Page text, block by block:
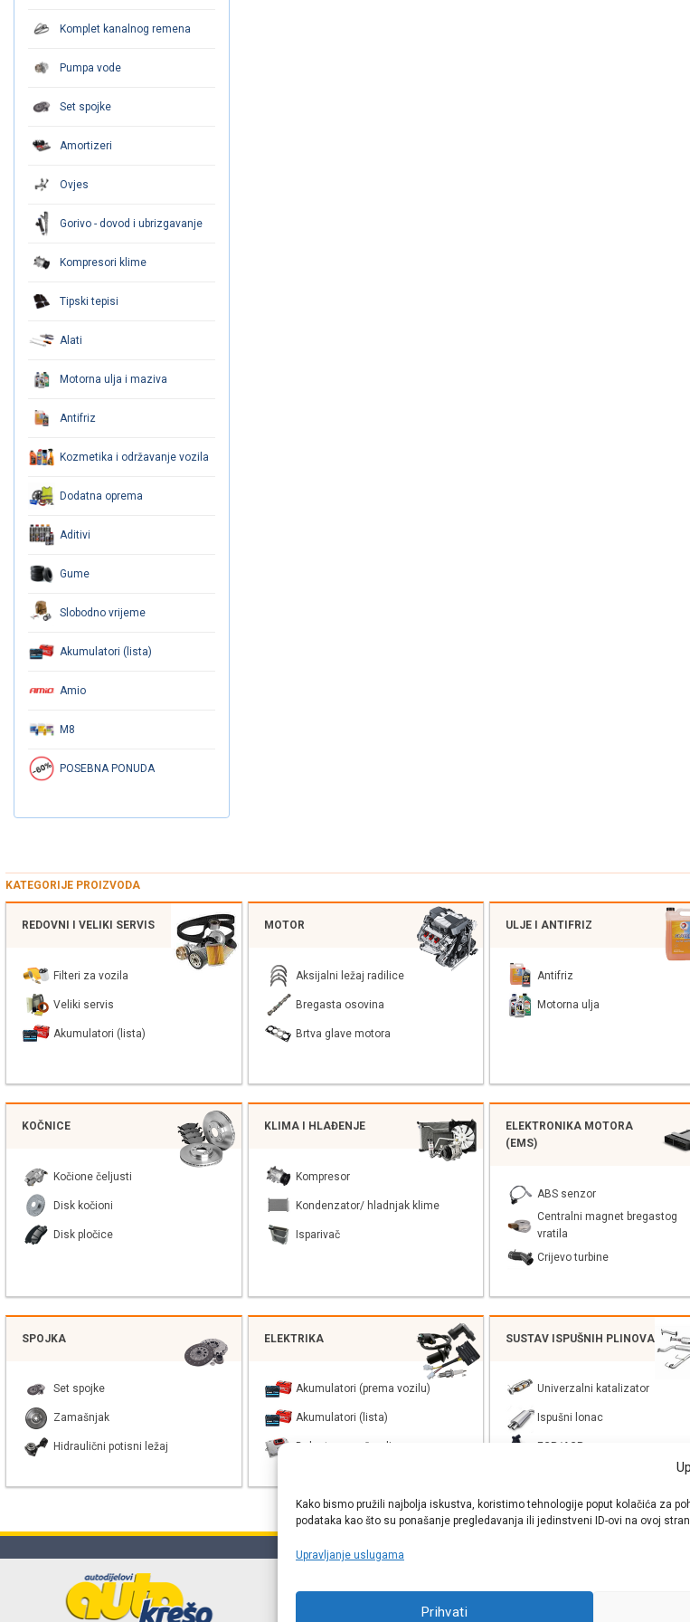
Kako bismo pružili najbolja iskustva, koristimo tehnologije poput kolačića za
podataka kao što su ponašanje pregledavanja ili jedinstveni ID-ovi na ovoj
Upravljanje uslugama
Prihvati
Komplet kanalnog remena
Pumpa vode
Set spojke
Amortizeri
Ovjes
Gorivo - dovod i ubrizgavanje
Kompresori klime
Tipski tepisi
Alati
Motorna ulja i maziva
Antifriz
Kozmetika i održavanje vozila
Dodatna oprema
Aditivi
Gume
Slobodno vrijeme
Akumulatori (lista)
Amio
M8
POSEBNA PONUDA
KATEGORIJE PROIZVODA
REDOVNI I VELIKI SERVIS
Filteri za vozila
Veliki servis
Akumulatori (lista)
MOTOR
Aksijalni ležaj radilice
Bregasta osovina
Brtva glave motora
ULJE I ANTIFRIZ
Antifriz
Motorna ulja
KOČNICE
Kočione čeljusti
Disk kočioni
Disk pločice
KLIMA I HLAĐENJE
Kompresor
Kondenzator/ hladnjak klime
Isparivač
ELEKTRONIKA MOTORA
(EMS)
ABS senzor
Centralni magnet bregastog
vratila
Crijevo turbine
SPOJKA
Set spojke
Zamašnjak
Hidraulični potisni ležaj
ELEKTRIKA
Akumulatori (prema vozilu)
Akumulatori (lista)
Balast xenon žarulje
SUSTAV ISPUŠNIH PLINOVA
Univerzalni katalizator
Ispušni lonac
EGR/AGR
Online webshop autodijelova- Auto Krešo - preko 200
proizvođača rezervnih dijelova za sve vrste i tipove osobnih i